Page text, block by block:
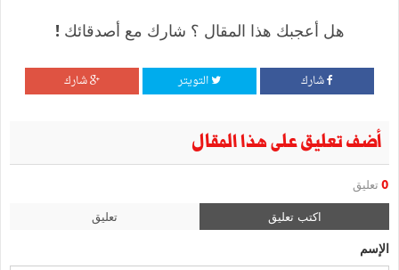
هل أعجبك هذا المقال ؟ شارك مع أصدقائك !
شارك التويتر شارك
أضف تعليق على هذا المقال
0 تعليق
اكتب تعليق تعليق
الإسم